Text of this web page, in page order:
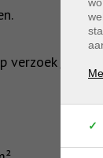
verzoek /in